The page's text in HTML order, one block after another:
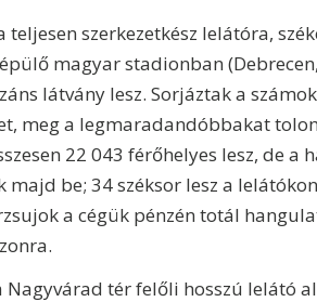
teljesen szerkezetkész lelátóra,
magyar stadionban
látvány lesz. Sorjáztak a
meg a legmaradandóbbakat
22 043 férőhelyes lesz, de a
majd be; 34 széksor lesz a
a cégük pénzén totál
tér felőli hosszú lelátó